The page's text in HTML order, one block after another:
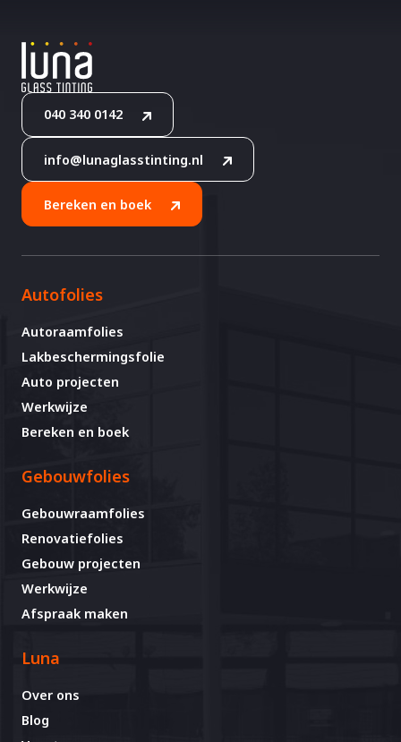
040 340 0142
info@lunaglasstinting.nl
Bereken en boek
Autofolies
Autoraamfolies
Lakbeschermingsfolie
Auto projecten
Werkwijze
Bereken en boek
Gebouwfolies
Gebouwraamfolies
Renovatiefolies
Gebouw projecten
Werkwijze
Afspraak maken
Luna
Over ons
Blog